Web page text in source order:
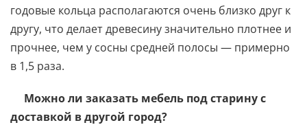
годовые кольца располагаются очень близко друг к
другу, что делает древесину значительно плотнее и
прочнее, чем у сосны средней полосы — примерно
в 1,5 раза.
Можно ли заказать мебель под старину с
доставкой в другой город?